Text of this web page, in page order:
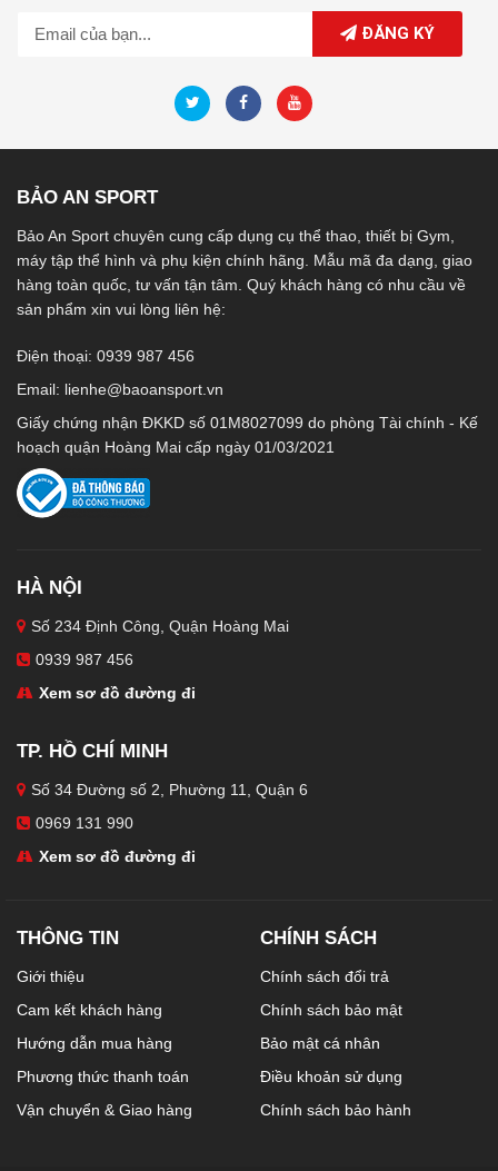
ĐĂNG KÝ
BẢO AN SPORT
Bảo An Sport chuyên cung cấp dụng cụ thể thao, thiết bị Gym,
máy tập thể hình và phụ kiện chính hãng. Mẫu mã đa dạng, giao
hàng toàn quốc, tư vấn tận tâm. Quý khách hàng có nhu cầu về
sản phẩm xin vui lòng liên hệ:
Điện thoại: 0939 987 456
Email: lienhe@baoansport.vn
Giấy chứng nhận ĐKKD số 01M8027099 do phòng Tài chính - Kế
hoạch quận Hoàng Mai cấp ngày 01/03/2021
HÀ NỘI
Số 234 Định Công, Quận Hoàng Mai
0939 987 456
Xem sơ đồ đường đi
TP. HỒ CHÍ MINH
Số 34 Đường số 2, Phường 11, Quận 6
0969 131 990
Xem sơ đồ đường đi
THÔNG TIN
Giới thiệu
Cam kết khách hàng
Hướng dẫn mua hàng
Phương thức thanh toán
Vận chuyển & Giao hàng
CHÍNH SÁCH
Chính sách đổi trả
Chính sách bảo mật
Bảo mật cá nhân
Điều khoản sử dụng
Chính sách bảo hành